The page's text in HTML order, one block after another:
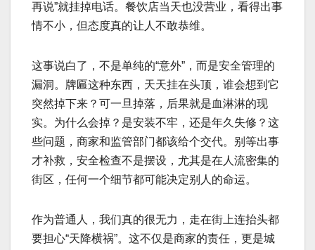
再说”就挂掉电话。餐饮店当天也没营业，看得出事
情不小，但态度真的让人不敢恭维。
这事说白了，不是单纯的“意外”，而是安全管理的
漏洞。牌匾这种东西，天天挂在头顶，谁会想到它
突然掉下来？可一旦掉落，后果就是血淋淋的现
实。为什么会掉？是安装不牢，还是年久失修？这
些问题，商家和监管部门都该给个交代。别等出事
才补救，安全检查不是摆设，尤其是在人流密集的
街区，任何一个细节都可能决定别人的命运。
作为普通人，我们真的很无力，走在街上连抬头都
要担心“天降横祸”。这不仅是商家的责任，更是城